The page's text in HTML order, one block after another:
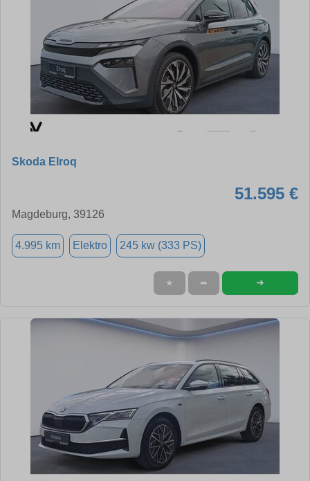
Skoda Elroq
51.595 €
Magdeburg, 39126
4.995 km Elektro 245 kw (333 PS)
★ ➦ ➜